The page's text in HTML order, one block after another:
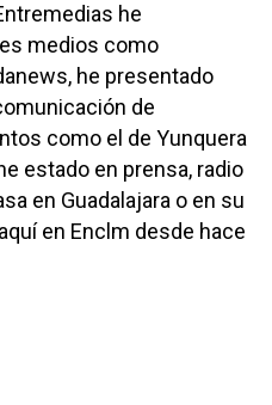
he
medios como
he presentado
de
como el de Yunquera
estado en prensa, radio
en Guadalajara o en su
en Enclm desde hace
Castilla-La
Toledo
Sanidad